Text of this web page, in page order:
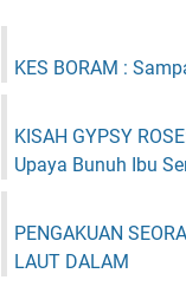
KES BORAM :
KISAH GYPSY
Upaya Bunuh Ibu
PENGAKUAN
LAUT DALAM